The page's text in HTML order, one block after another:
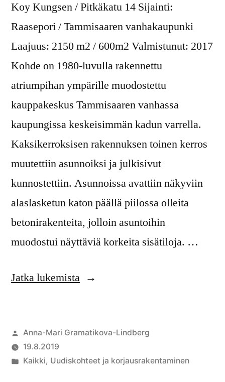
Koy Kungsen / Pitkäkatu 14 Sijainti:
Raasepori / Tammisaaren vanhakaupunki
Laajuus: 2150 m2 / 600m2 Valmistunut: 2017
Kohde on 1980-luvulla rakennettu
atriumpihan ympärille muodostettu
kauppakeskus Tammisaaren vanhassa
kaupungissa keskeisimmän kadun varrella.
Kaksikerroksisen rakennuksen toinen kerros
muutettiin asunnoiksi ja julkisivut
kunnostettiin. Asunnoissa avattiin näkyviin
alaslasketun katon päällä piilossa olleita
betonirakenteita, jolloin asuntoihin
muodostui näyttäviä korkeita sisätiloja. …
Jatka lukemista
Anna-Mari Gramatikova-Lindberg
19.8.2019
Kaikki, Uudiskohteet ja korjausrakentaminen